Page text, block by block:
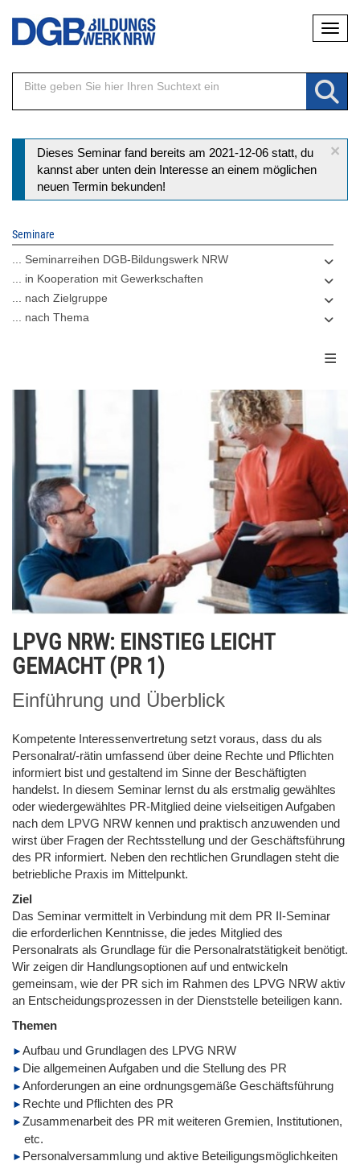
Direkt
Inhalt
×
Statusmeldung
Dieses Seminar fand bereits am 2021-12-06 statt, du
kannst aber unten dein Interesse an einem möglichen
neuen Termin bekunden!
Seminare
... Seminarreihen DGB-Bildungswerk NRW
... in Kooperation mit Gewerkschaften
... nach Zielgruppe
... nach Thema
LPVG NRW: EINSTIEG LEICHT
GEMACHT (PR 1)
Einführung und Überblick
Kompetente Interessenvertretung setzt voraus, dass du als
Personalrat/-rätin umfassend über deine Rechte und Pflichten
informiert bist und gestaltend im Sinne der Beschäftigten
handelst. In diesem Seminar lernst du als erstmalig gewähltes
oder wiedergewähltes PR-Mitglied deine vielseitigen Aufgaben
nach dem LPVG NRW kennen und praktisch anzuwenden und
wirst über Fragen der Rechtsstellung und der Geschäftsführung
des PR informiert. Neben den rechtlichen Grundlagen steht die
betriebliche Praxis im Mittelpunkt.
Ziel
Das Seminar vermittelt in Verbindung mit dem PR II-Seminar
die erforderlichen Kenntnisse, die jedes Mitglied des
Personalrats als Grundlage für die Personalratstätigkeit benötigt.
Wir zeigen dir Handlungsoptionen auf und entwickeln
gemeinsam, wie der PR sich im Rahmen des LPVG NRW aktiv
an Entscheidungsprozessen in der Dienststelle beteiligen kann.
Themen
Aufbau und Grundlagen des LPVG NRW
Die allgemeinen Aufgaben und die Stellung des PR
Anforderungen an eine ordnungsgemäße Geschäftsführung
Rechte und Pflichten des PR
Zusammenarbeit des PR mit weiteren Gremien, Institutionen,
etc.
Personalversammlung und aktive Beteiligungsmöglichkeiten